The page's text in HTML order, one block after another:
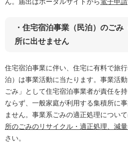
・住宅宿泊事業（民泊）のご
所に出せません
住宅宿泊事業に伴い、住宅に有料で旅
泊）は事業活動に当たります。事業活
ごみ」として住宅宿泊事業者が責任を
ならず、一般家庭が利用する集積所に
ません。事業系ごみの適正処理について
所のごみのリサイクル・適正処理、減量
さい。